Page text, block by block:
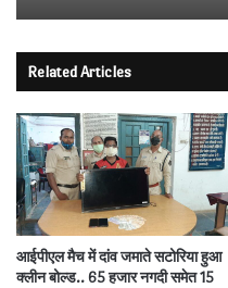
Related Articles
आईपीएल मैच में दांव जमाते सटोरिया हुआ
क्लीन बोल्ड.. 65 हजार नगदी समेत 15